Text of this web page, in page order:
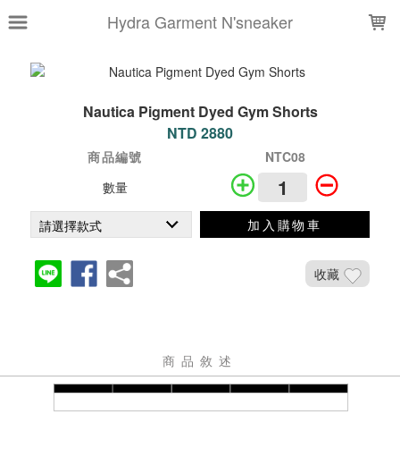
Hydra Garment N'sneaker
Nautica Pigment Dyed Gym Shorts
NTD 2880
商品編號
NTC08
數量
加入購物車
收藏
商品敘述